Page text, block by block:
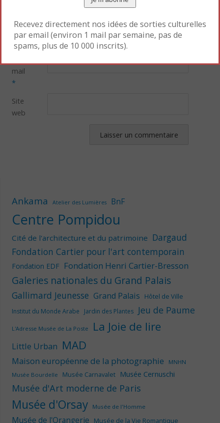
Nom
*
mail
*
Site
web
Ankama Atelier des Lumières BnF
Centre Pompidou
Cité de l'architecture et du patrimoine Dargaud
Fondation Cartier pour l'art contemporain
Fondation EDF Fondation Henri Cartier-Bresson
Galeries nationales du Grand Palais
Gallimard Jeunesse Grand Palais Hôtel de Ville
Institut du Monde Arabe Jardin des Plantes Jeu de Paume
L'Adresse Musée de La Poste La Joie de lire
Little Urban MAD
Maison européenne de la photographie
MNHN
Musée Bourdelle
Musée Carnavalet Musée Cernuschi
Musée d'Art moderne de Paris
Musée d'Orsay Musée de l'Homme
Musée de l'Orangerie Musée de la Vie Romantique
Recevez directement nos idées de sorties culturelles
par email (environ 1 mail par semaine, pas de
spams, plus de 10 000 inscrits).